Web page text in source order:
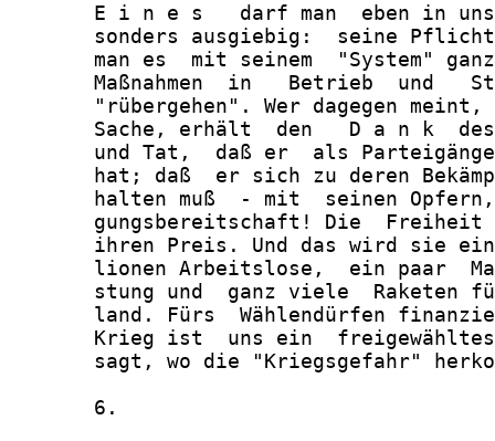
E i n e s   darf man  eben in
sonders ausgiebig:  seine
man es  mit seinem  "System"
Maßnahmen  in   Betrieb  und
"rübergehen". Wer dagegen
Sache, erhält  den   D a n k
und Tat,  daß er  als
hat; daß  er sich zu deren
halten muß  - mit  seinen
gungsbereitschaft! Die
ihren Preis. Und das wird sie
lionen Arbeitslose,  ein paar
stung und  ganz viele  Raketen
land. Fürs  Wählendürfen
Krieg ist  uns ein
sagt, wo die "Kriegsgefahr"
       6.